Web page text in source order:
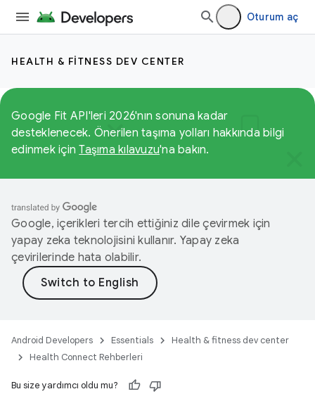
Oturum aç
HEALTH & FITNESS DEV CENTER
Google Fit API'leri 2026'nın sonuna kadar
desteklenecek. Önerilen taşıma yolları hakkında bilgi
edinmek içinTaşıma kılavuzu'na bakın.
Google, içerikleri tercih ettiğiniz dile çevirmek için
yapay zeka teknolojisini kullanır. Yapay zeka
çevirilerinde hata olabilir.
Android Developers Essentials
Health & fitness dev center
Health Connect Rehberleri
Bu size yardımcı oldu mu?